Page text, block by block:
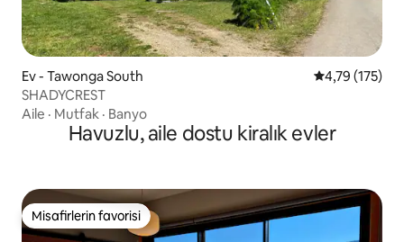
Ev - Tawonga South 5 üzerinden
4,79 (175)
SHADYCREST
Aile · Mutfak · Banyo
Havuzlu, aile dostu kiralık evler
Misafirlerin favorisi
Misafirlerin favorisi